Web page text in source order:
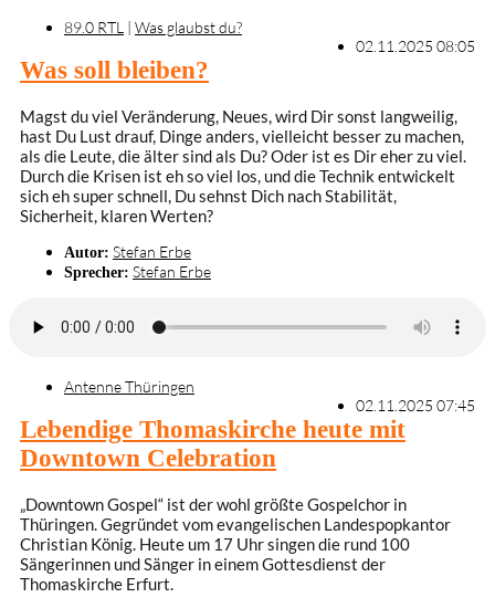
89.0 RTL | Was glaubst du?
02.11.2025 08:05
Was soll bleiben?
Magst du viel Veränderung, Neues, wird Dir sonst langweilig,
hast Du Lust drauf, Dinge anders, vielleicht besser zu machen,
als die Leute, die älter sind als Du? Oder ist es Dir eher zu viel.
Durch die Krisen ist eh so viel los, und die Technik entwickelt
sich eh super schnell, Du sehnst Dich nach Stabilität,
Sicherheit, klaren Werten?
Autor: Stefan Erbe
Sprecher: Stefan Erbe
Antenne Thüringen
02.11.2025 07:45
Lebendige Thomaskirche heute mit
Downtown Celebration
„Downtown Gospel“ ist der wohl größte Gospelchor in
Thüringen. Gegründet vom evangelischen Landespopkantor
Christian König. Heute um 17 Uhr singen die rund 100
Sängerinnen und Sänger in einem Gottesdienst der
Thomaskirche Erfurt.